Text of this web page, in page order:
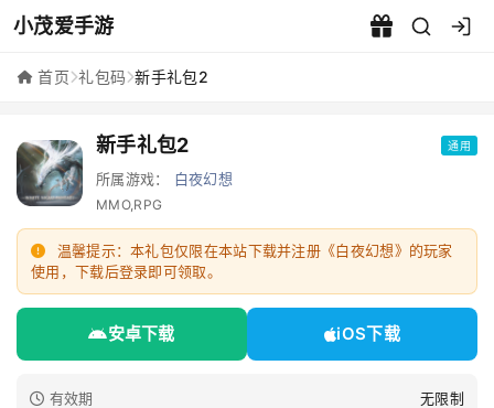
小茂爱手游
新手礼包2 - 小茂爱手游
首页 礼包码 新手礼包2
新手礼包2 通用
所属游戏： 白夜幻想
MMO,RPG
温馨提示：本礼包仅限在本站下载并注册《白夜幻想》的玩家
使用，下载后登录即可领取。
安卓下载 iOS下载
有效期
无限制